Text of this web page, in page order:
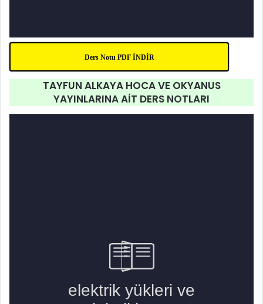
Ders Notu PDF İNDİR
TAYFUN ALKAYA HOCAVE OKYANUS
YAYINLARINAAİT DERS NOTLARI